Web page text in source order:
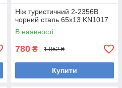
Ніж туристичний 2-2356В
чорний сталь 65х13 KN1017
В наявності
780 ₴ 1 052 ₴
Купити